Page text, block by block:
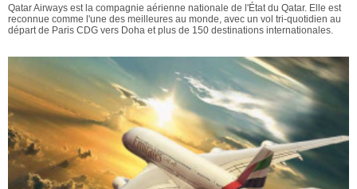
Qatar Airways est la compagnie aérienne nationale de l'État du Qatar. Elle est
reconnue comme l'une des meilleures au monde, avec un vol tri-quotidien au
départ de Paris CDG vers Doha et plus de 150 destinations internationales.